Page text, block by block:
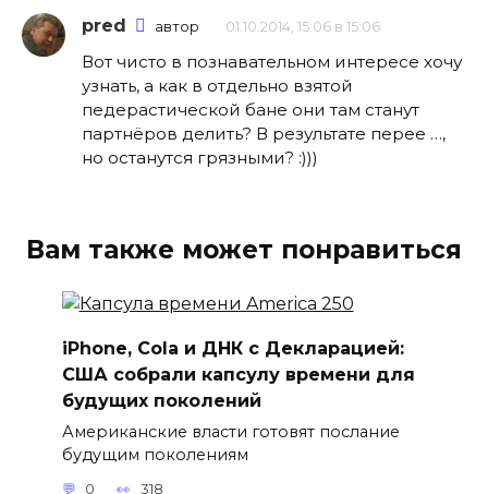
pred автор 01.10.2014, 15:06 в 15:06
Вот чисто в познавательном интересе хочу
узнать, а как в отдельно взятой
педерастической бане они там станут
партнёров делить? В результате перее …,
но останутся грязными? :)))
Вам также может понравиться
iPhone, Cola и ДНК с Декларацией:
США собрали капсулу времени для
будущих поколений
Американские власти готовят послание
будущим поколениям
0 318